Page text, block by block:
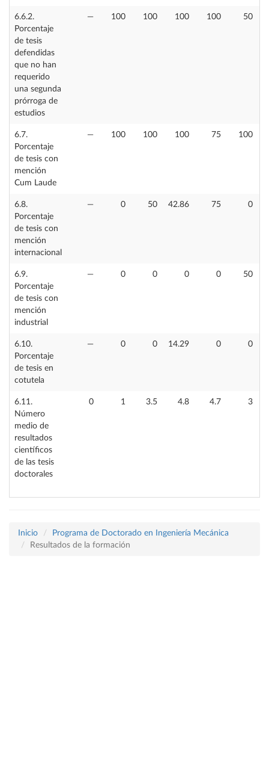
6.6.2.
Porcentaje
de tesis
defendidas
que no han
requerido
una segunda
prórroga de
estudios
— 100 100 100 100 50
6.7.
Porcentaje
de tesis con
mención
Cum Laude
— 100 100 100 75 100
6.8.
Porcentaje
de tesis con
mención
internacional
— 0 50 42.86 75 0
6.9.
Porcentaje
de tesis con
mención
industrial
— 0 0 0 0 50
6.10.
Porcentaje
de tesis en
cotutela
— 0 0 14.29 0 0
6.11.
Número
medio de
resultados
científicos
de las tesis
doctorales
0 1 3.5 4.8 4.7 3
Inicio
Programa de Doctorado en Ingeniería Mecánica
Resultados de la formación